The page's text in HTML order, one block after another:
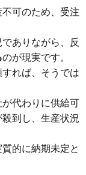
可のため、受注
ありながら、反
のが現実です。
れば、そうでは
代わりに供給可
到し、生産状況
的に納期未定と